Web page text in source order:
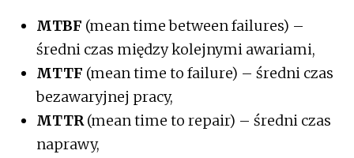
MTBF (mean time between failures) –
średni czas między kolejnymi awariami,
MTTF (mean time to failure) – średni czas
bezawaryjnej pracy,
MTTR(mean time to repair) – średni czas
naprawy,